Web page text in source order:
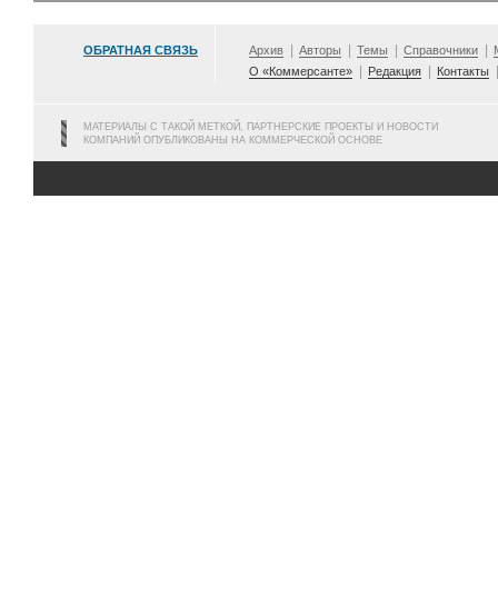
ОБРАТНАЯ СВЯЗЬ Архив Авторы Темы Справочники
О «Коммерсанте»
Редакция Контакты
МАТЕРИАЛЫ С ТАКОЙ МЕТКОЙ, ПАРТНЕРСКИЕ ПРОЕКТЫ И НОВОСТИ
КОМПАНИЙ ОПУБЛИКОВАНЫ НА КОММЕРЧЕСКОЙ ОСНОВЕ